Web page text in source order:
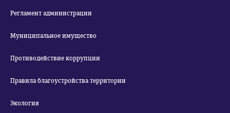
Регламент администрации
Муниципальное имущество
Противодействие коррупции
Правила благоустройства территории
Экология